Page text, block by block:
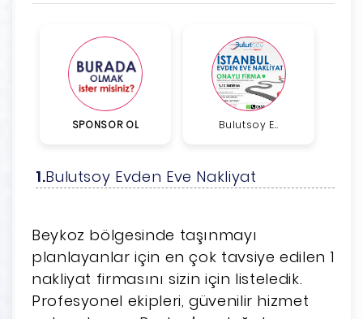
SPONSOR OL Bulutsoy E...
Bulutsoy Evden Eve Nakliyat
Beykoz bölgesinde taşınmayı
planlayanlar için en çok tavsiye edilen 1
nakliyat firmasını sizin için listeledik.
Profesyonel ekipleri, güvenilir hizmet